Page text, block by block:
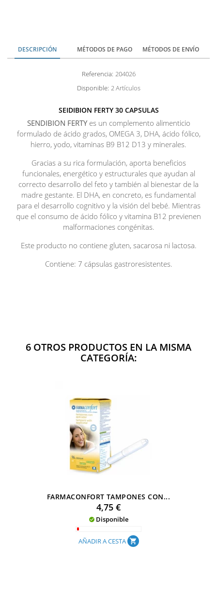
DESCRIPCIÓN MÉTODOS DE PAGO MÉTODOS DE ENVÍO
Referencia: 204026
Disponible: 2 Artículos
SEIDIBION FERTY 30 CAPSULAS
SENDIBION FERTYes un complemento alimenticio
formulado de ácido grados, OMEGA 3, DHA, ácido fólico,
hierro, yodo, vitaminas B9 B12 D13 y minerales.
Gracias a su rica formulación, aporta beneficios
funcionales, energético y estructurales que ayudan al
correcto desarrollo del feto y también al bienestar de la
madre gestante. El DHA, en concreto, es fundamental
para el desarrollo cognitivo y la visión del bebé. Mientras
que el consumo de ácido fólico y vitamina B12 previenen
malformaciones congénitas.
Este producto no contiene gluten, sacarosa ni lactosa.
Contiene: 7 cápsulas gastroresistentes.
6 OTROS PRODUCTOS EN LA MISMA
CATEGORÍA:
FARMACONFORT TAMPONES CON...
Precio
4,75 €
 Disponible
AÑADIR A CESTA shopping_cart